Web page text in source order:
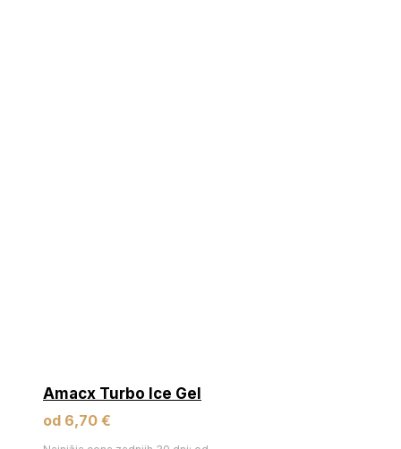
Amacx Turbo Ice Gel
od 6,70 €